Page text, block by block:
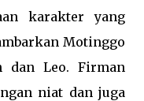
karakter yang
Motinggo
Leo. Firman
niat dan juga